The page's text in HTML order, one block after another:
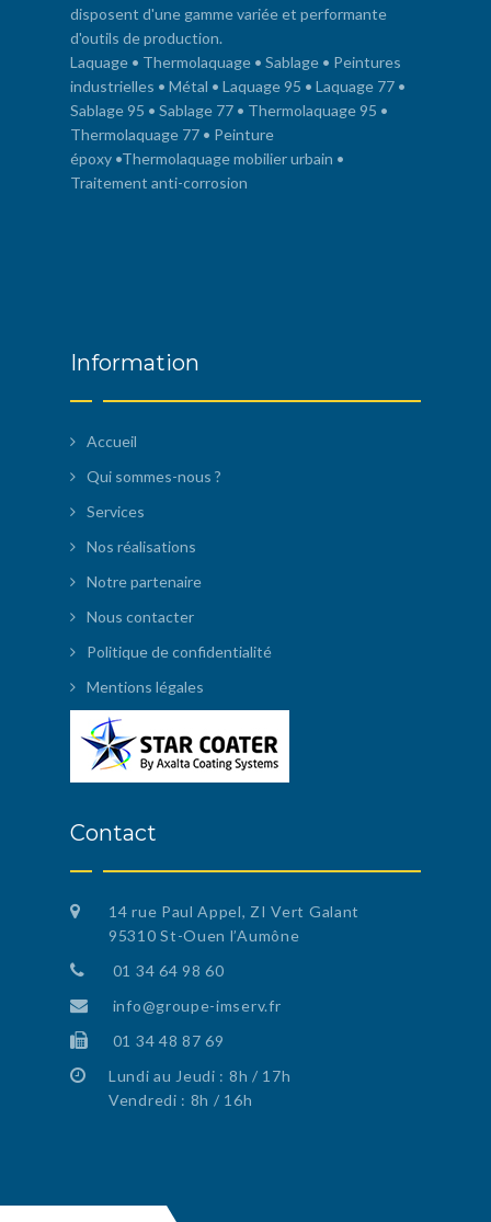
disposent d'une gamme variée et performante
d'outils de production.
Laquage • Thermolaquage • Sablage • Peintures
industrielles • Métal • Laquage 95 • Laquage 77 •
Sablage 95 • Sablage 77 • Thermolaquage 95 •
Thermolaquage 77 • Peinture
époxy •Thermolaquage mobilier urbain •
Traitement anti-corrosion
Information
Accueil
Qui sommes-nous ?
Services
Nos réalisations
Notre partenaire
Nous contacter
Politique de confidentialité
Mentions légales
Contact
14 rue Paul Appel, ZI Vert Galant
95310 St-Ouen l’Aumône
01 34 64 98 60
info@groupe-imserv.fr
01 34 48 87 69
Lundi au Jeudi : 8h / 17h
Vendredi : 8h / 16h